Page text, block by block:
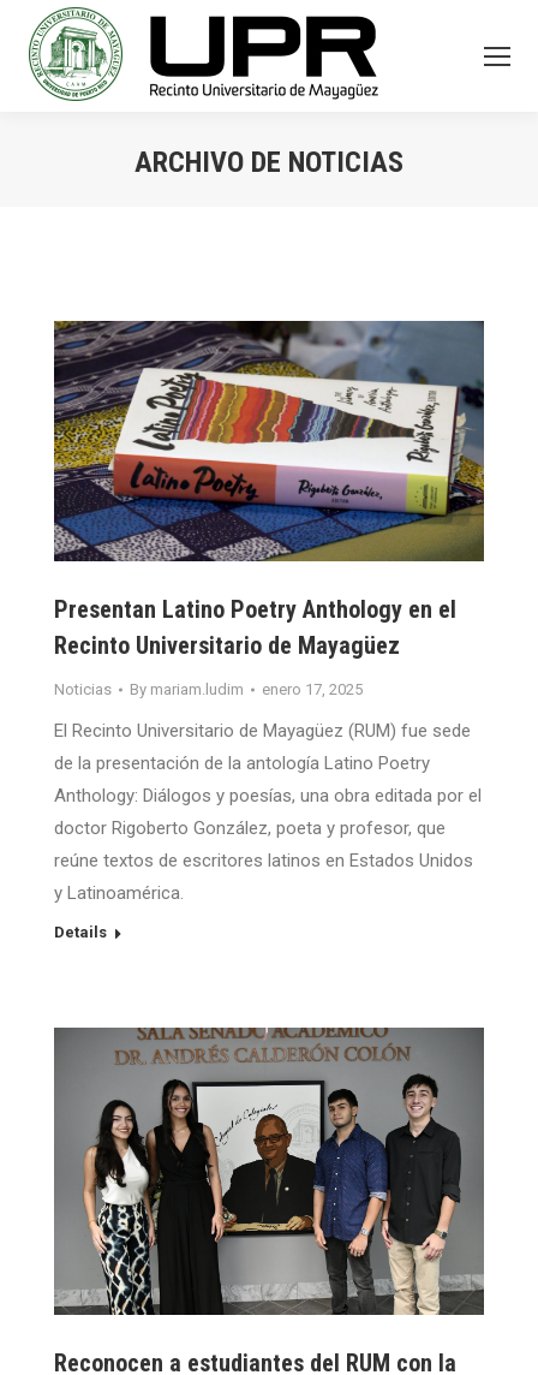
ARCHIVO DE NOTICIAS
Presentan Latino Poetry Anthology en el
Recinto Universitario de Mayagüez
Noticias By mariam.ludim enero 17, 2025
El Recinto Universitario de Mayagüez (RUM) fue sede
de la presentación de la antología Latino Poetry
Anthology: Diálogos y poesías, una obra editada por el
doctor Rigoberto González, poeta y profesor, que
reúne textos de escritores latinos en Estados Unidos
y Latinoamérica.
Details
Reconocen a estudiantes del RUM con la